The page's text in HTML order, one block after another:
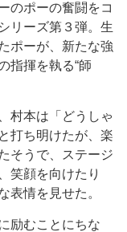
のポーの奮闘をコ
リーズ第３弾。生
ポーが、新たな強
指揮を執る“師
村本は「どうしゃ
打ち明けたが、楽
そうで、ステージ
笑顔を向けたり
表情を見せた。
励むことにちな